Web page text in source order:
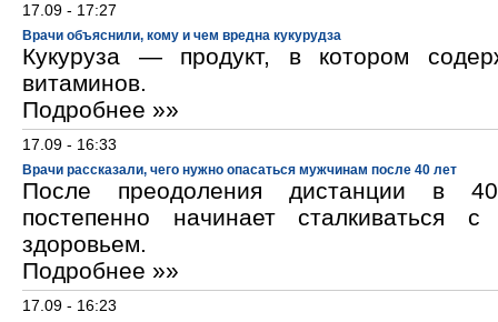
17.09 - 17:27
Врачи объяснили, кому и чем вредна кукурудза
Кукуруза — продукт, в котором
витаминов.
Подробнее »»
17.09 - 16:33
Врачи рассказали, чего нужно опасаться мужчинам после 40 лет
После преодоления дистанции в
постепенно начинает сталкиваться
здоровьем.
Подробнее »»
17.09 - 16:23